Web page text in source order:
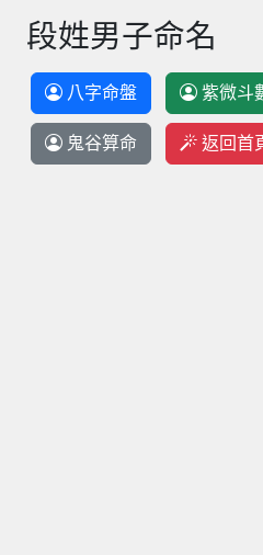
段姓男子命名
八字命盤 紫微斗
鬼谷算命 返回首